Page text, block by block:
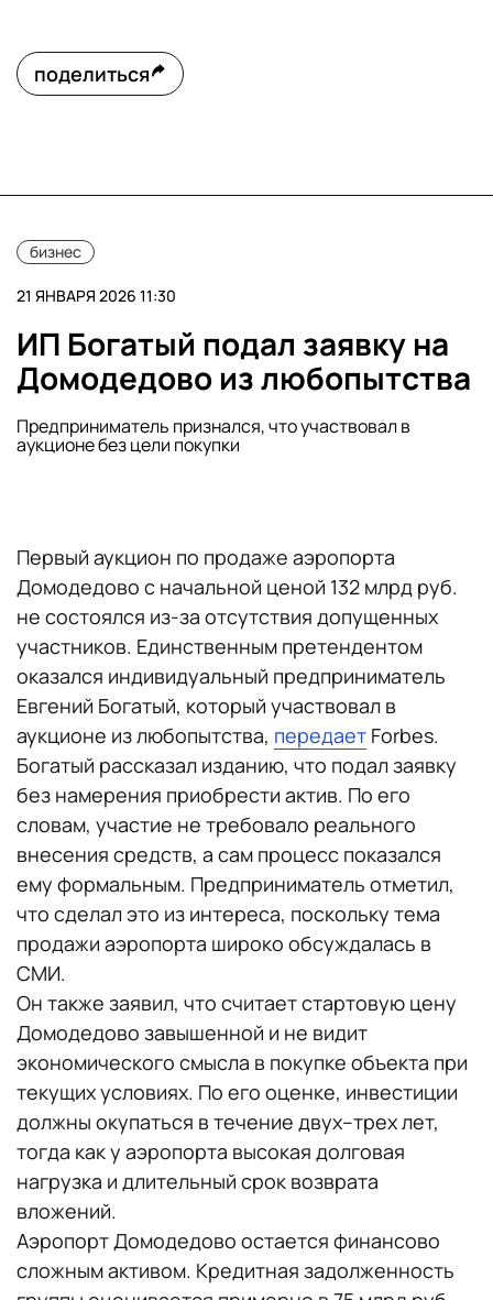
поделиться
бизнес
21 ЯНВАРЯ 2026 11:30
ИП Богатый подал заявку на
Домодедово из любопытства
Предприниматель признался, что участвовал в
аукционе без цели покупки
Первый аукцион по продаже аэропорта
Домодедово с начальной ценой 132 млрд руб.
не состоялся из-за отсутствия допущенных
участников. Единственным претендентом
оказался индивидуальный предприниматель
Евгений Богатый, который участвовал в
аукционе из любопытства, передает Forbes.
Богатый рассказал изданию, что подал заявку
без намерения приобрести актив. По его
словам, участие не требовало реального
внесения средств, а сам процесс показался
ему формальным. Предприниматель отметил,
что сделал это из интереса, поскольку тема
продажи аэропорта широко обсуждалась в
СМИ.
Он также заявил, что считает стартовую цену
Домодедово завышенной и не видит
экономического смысла в покупке объекта при
текущих условиях. По его оценке, инвестиции
должны окупаться в течение двух–трех лет,
тогда как у аэропорта высокая долговая
нагрузка и длительный срок возврата
вложений.
Аэропорт Домодедово остается финансово
сложным активом. Кредитная задолженность